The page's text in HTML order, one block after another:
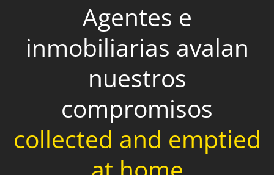
Agentes e
inmobiliarias avalan
nuestros
compromisos
collected and emptied